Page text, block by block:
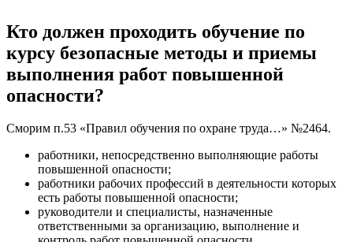
Кто должен проходить обучение по
курсу безопасные методы и приемы
выполнения работ повышенной
опасности?
Сморим п.53 «Правил обучения по охране труда…» №2464.
работники, непосредственно выполняющие работы
повышенной опасности;
работники рабочих профессий в деятельности которых
есть работы повышенной опасности;
руководители и специалисты, назначенные
ответственными за организацию, выполнение и